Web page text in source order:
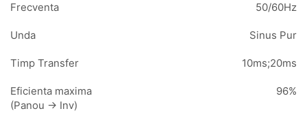
Frecventa 50/60Hz
Unda Sinus Pur
Timp Transfer 10ms;20ms
Eficienta maxima
(Panou -> Inv)
96%